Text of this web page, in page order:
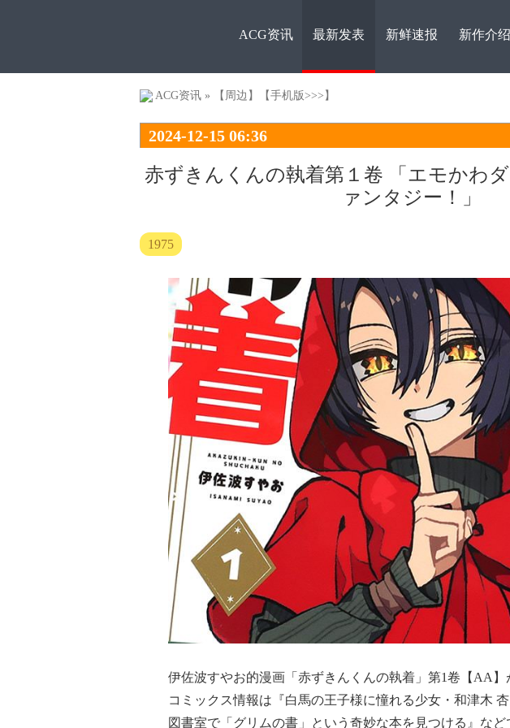
ACG资
讯
ACG资讯 最新发表 新鲜速报 新作介绍
ACG资讯 » 【周边】 【手机版>>>】
2024-12-15 06:36
赤ずきんくんの執着第１卷 「エモかわ
ァンタジー！」
1975
伊佐波すやお的漫画「赤ずきんくんの執着」第1卷【AA】
コミックス情報は『白馬の王子様に憧れる少女・和津木
図書室で「グリムの書」という奇妙な本を見つける』な